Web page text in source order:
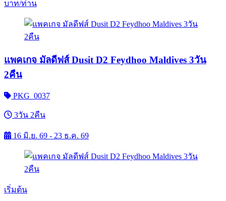
บาท/ท่าน
แพคเกจ มัลดีฟส์ Dusit D2 Feydhoo Maldives 3วัน
2คืน
PKG_0037
3วัน 2คืน
16 มิ.ย. 69 - 23 ธ.ค. 69
เริ่มต้น